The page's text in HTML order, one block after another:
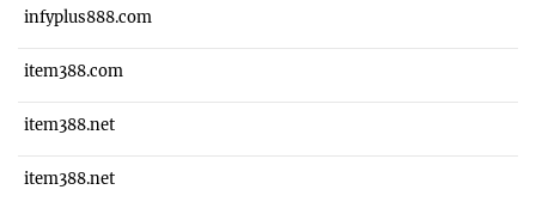
infyplus888.com
item388.com
item388.net
item388.net